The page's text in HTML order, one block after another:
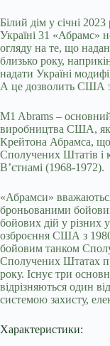
Білий дім у січні
Україні 31 «Абрамс»
огляду на те, що
близько року,
надати Україні
А це дозволить США
M1 Abrams –
виробництва США,
Крейтона Абрамса, що
Сполучених Штатів
В’єтнамі (1968-1972).
«Абрамси»
броньованими
бойових дій у різних
озброєння США з
бойовим танком
Сполучених Штатах
року. Існує три
відрізняються один
системою захисту,
Характеристики: